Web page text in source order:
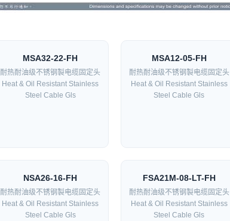
MSA32-22-FH
耐热耐油级不锈钢製电缆固定头
Heat & Oil Resistant Stainless
Steel Cable Gls
MSA12-05-FH
耐热耐油级不锈钢製电缆固定头
Heat & Oil Resistant Stainless
Steel Cable Gls
NSA26-16-FH
耐热耐油级不锈钢製电缆固定头
Heat & Oil Resistant Stainless
Steel Cable Gls
FSA21M-08-LT-FH
耐热耐油级不锈钢製电缆固定头
Heat & Oil Resistant Stainless
Steel Cable Gls